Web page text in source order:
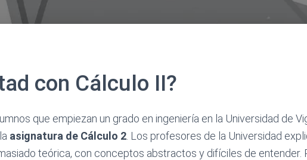
con Cálculo II?
que empiezan un grado en ingeniería en la Universidad de
asignatura de Cálculo 2 . Los profesores de la Universidad
teórica, con conceptos abstractos y difíciles de entender.